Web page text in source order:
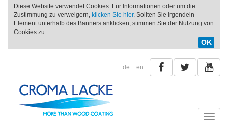
Diese Website verwendet Cookies. Für Informationen oder um die
Zustimmung zu verweigern, klicken Sie hier. Sollten Sie irgendein
Element unterhalb des Banners anklicken, stimmen Sie der Nutzung von
Cookies zu.
OK
de en
Toggle